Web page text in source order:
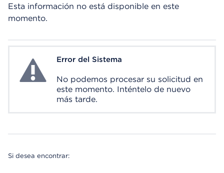
Esta información no está disponible en este
momento.
System ErrorError del Sistema
No podemos procesar su solicitud en
este momento. Inténtelo de nuevo
más tarde.
Si desea encontrar: